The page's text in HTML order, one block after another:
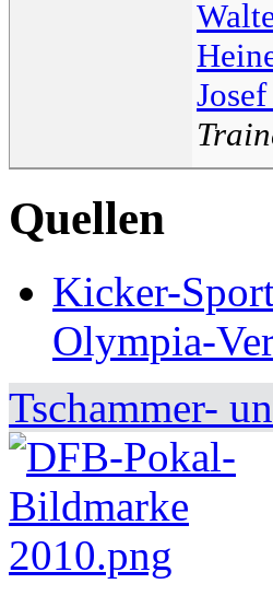
Quellen
Kicker-
Olympia-
Tschammer-